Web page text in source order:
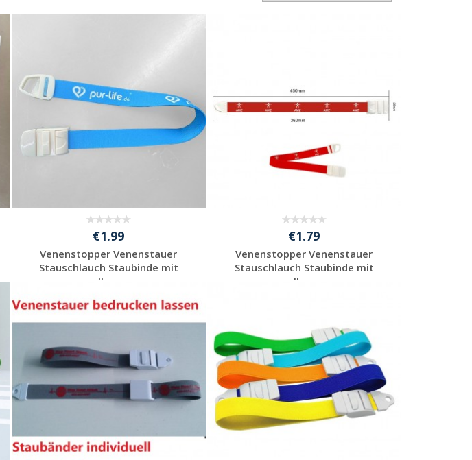
€1.99
Venenstopper Venenstauer
Stauschlauch Staubinde mit
Ihr...
Individuelle
Werbeartikel
anfragen
€1.79
Venenstopper Venenstauer
Stauschlauch Staubinde mit
Ihr...